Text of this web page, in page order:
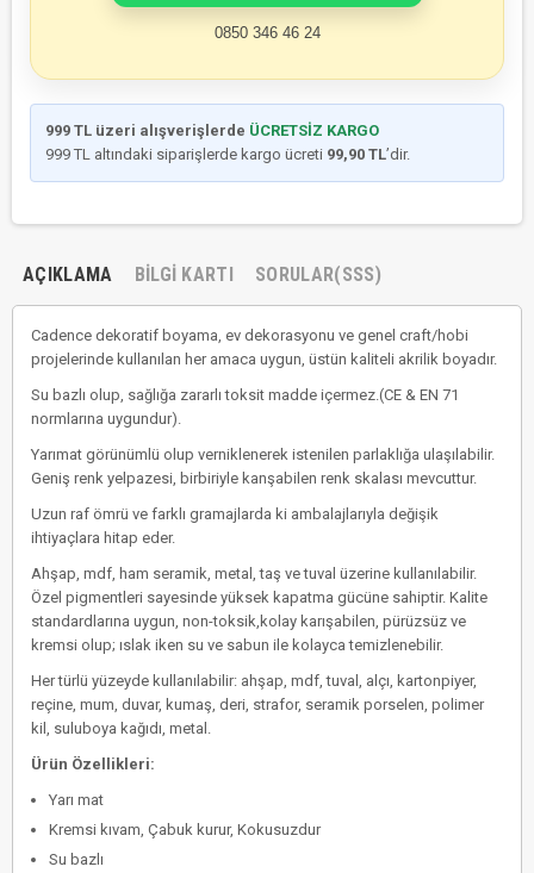
0850 346 46 24
999 TL üzeri alışverişlerde ÜCRETSİZ KARGO
999 TL altındaki siparişlerde kargo ücreti 99,90 TL’dir.
AÇIKLAMA BILGI KARTI SORULAR(SSS)
Cadence dekoratif boyama, ev dekorasyonu ve genel craft/hobi
projelerinde kullanılan her amaca uygun, üstün kaliteli akrilik boyadır.
Su bazlı olup, sağlığa zararlı toksit madde içermez.(CE & EN 71
normlarına uygundur).
Yarımat görünümlü olup verniklenerek istenilen parlaklığa ulaşılabilir.
Geniş renk yelpazesi, birbiriyle kanşabilen renk skalası mevcuttur.
Uzun raf ömrü ve farklı gramajlarda ki ambalajlarıyla değişik
ihtiyaçlara hitap eder.
Ahşap, mdf, ham seramik, metal, taş ve tuval üzerine kullanılabilir.
Özel pigmentleri sayesinde yüksek kapatma gücüne sahiptir. Kalite
standardlarına uygun, non-toksik,kolay karışabilen, pürüzsüz ve
kremsi olup; ıslak iken su ve sabun ile kolayca temizlenebilir.
Her türlü yüzeyde kullanılabilir: ahşap, mdf, tuval, alçı, kartonpiyer,
reçine, mum, duvar, kumaş, deri, strafor, seramik porselen, polimer
kil, suluboya kağıdı, metal.
Ürün Özellikleri:
Yarı mat
Kremsi kıvam, Çabuk kurur, Kokusuzdur
Su bazlı